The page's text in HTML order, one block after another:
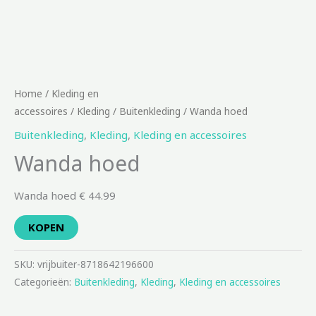
Home / Kleding en
accessoires / Kleding / Buitenkleding / Wanda hoed
Buitenkleding, Kleding, Kleding en accessoires
Wanda hoed
Wanda hoed € 44.99
KOPEN
SKU: vrijbuiter-8718642196600
Categorieën: Buitenkleding, Kleding, Kleding en accessoires